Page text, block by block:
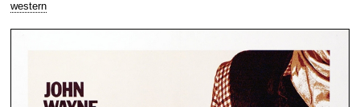
western